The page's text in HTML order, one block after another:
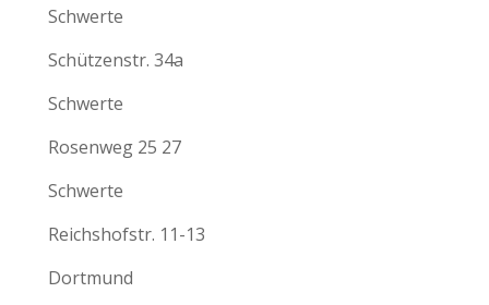
Schwerte
Schützenstr. 34a
Schwerte
Rosenweg 25 27
Schwerte
Reichshofstr. 11-13
Dortmund